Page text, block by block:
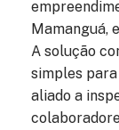
Mamanguá,
A solução
simples
aliado a